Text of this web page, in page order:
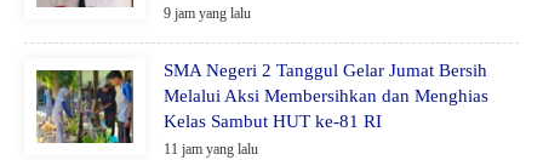
9 jam yang lalu
SMA Negeri 2 Tanggul Gelar Jumat Bersih
Melalui Aksi Membersihkan dan Menghias
Kelas Sambut HUT ke-81 RI
11 jam yang lalu